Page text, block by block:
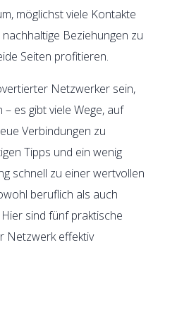
möglichst viele Kontakte
Beziehungen zu
Seiten profitieren.
Netzwerker sein,
es gibt viele Wege, auf
Verbindungen zu
Tipps und ein wenig
schnell zu einer wertvollen
beruflich als auch
sind fünf praktische
Netzwerk effektiv